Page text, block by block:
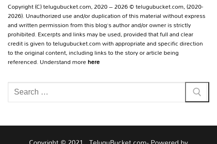
Copyright (C) telugubucket.com, 2020 – 2026 © telugubucket.com, (2020-
2026). Unauthorized use and/or duplication of this material without express
and written permission from this blog’s author and/or owner is strictly
prohibited. Excerpts and links may be used, provided that full and clear
credit is given to telugubucket.com with appropriate and specific direction
to the original content, including links to the story or article being
referenced. Understand morehere
Search
for: